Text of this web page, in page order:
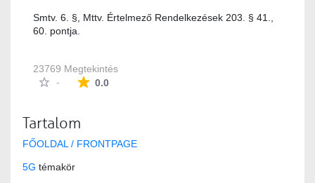
Smtv. 6. §, Mttv. Értelmező Rendelkezések 203. § 41.,
60. pontja.
23769 Megtekintés
-
0.0Az átlagos minősítés 0 csillag a lehetséges 5-
Tartalom
FŐOLDAL / FRONTPAGE
5G témakör